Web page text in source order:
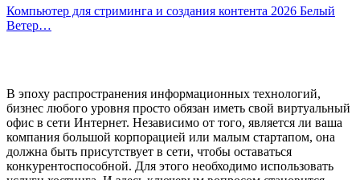
Компьютер для стриминга и создания контента 2026 Белый
Ветер…
В эпоху распространения информационных технологий,
бизнес любого уровня просто обязан иметь свой виртуальный
офис в сети Интернет. Независимо от того, является ли ваша
компания большой корпорацией или малым стартапом, она
должна быть присутствует в сети, чтобы оставаться
конкурентоспособной. Для этого необходимо использовать